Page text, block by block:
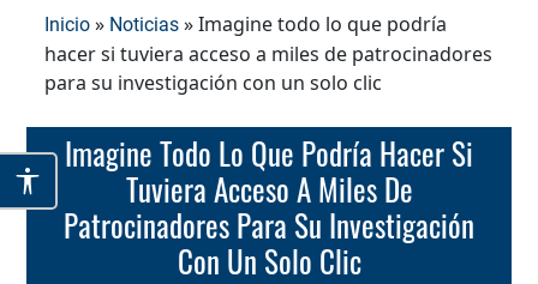
Inicio » Noticias » Imagine todo lo que podría
hacer si tuviera acceso a miles de patrocinadores
para su investigación con un solo clic
Imagine Todo Lo Que Podría Hacer Si
Tuviera Acceso A Miles De
Patrocinadores Para Su Investigación
Con Un Solo Clic